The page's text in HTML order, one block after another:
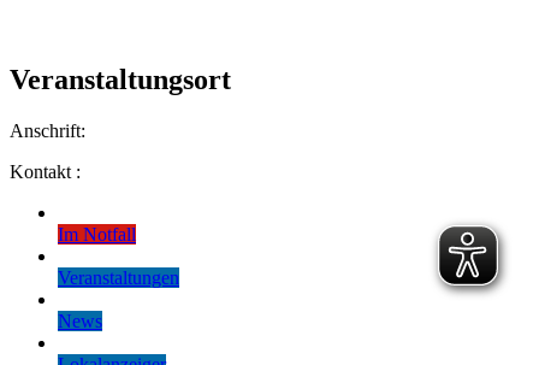
Veranstaltungsort
Anschrift:
Kontakt :
Im Notfall
Veranstaltungen
News